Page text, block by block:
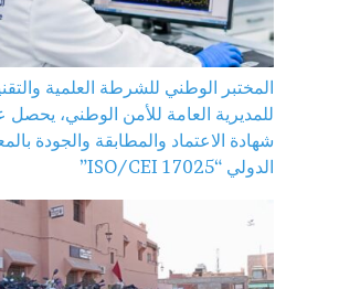
المختبر الوطني للشرطة العلمية
للمديرية العامة للأمن الوطني، يحصل
شهادة الاعتماد والمطابقة والجودة
الدولي “ISO/CEI 17025”